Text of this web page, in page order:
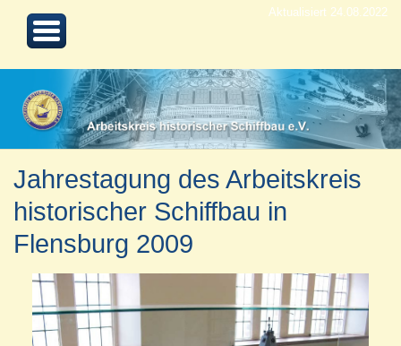
Aktualisiert 24.08.2022
Jahrestagung des Arbeitskreis
historischer Schiffbau in
Flensburg 2009